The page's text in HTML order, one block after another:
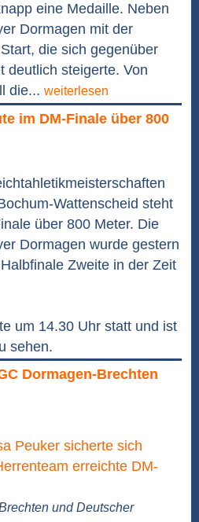
eine Medaille. Neben
Dormagen mit der
die sich gegenüber
deutlich steigerte. Von
die... weiterlesen
im DM-Finale über 800
Wattenscheid steht
über 800 Meter. Die
Dormagen wurde gestern
Zweite in der Zeit
um 14.30 Uhr statt und ist
sehen.
Dormagen-Brechten
und Deutscher